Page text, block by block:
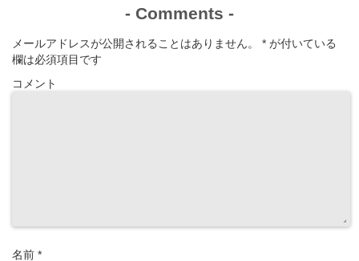
- Comments -
メールアドレスが公開されることはありません。 * が付いている
欄は必須項目です
コメント
名前 *